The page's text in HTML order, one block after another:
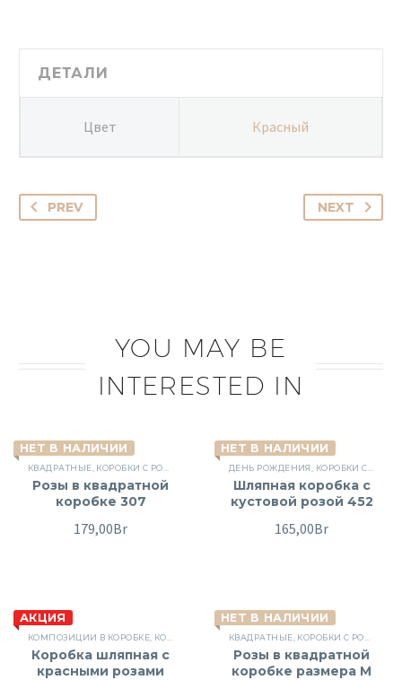
и
белыми
розами
ДЕТАЛИ
Цвет Красный
PREV NEXT
YOU MAY BE
INTERESTED IN
НЕТ В НАЛИЧИИ
КВАДРАТНЫЕ КОРОБКИ С РОЗАМИ КРАСНЫЕ РОЗЫ,РОЗЫ
Розы в квадратной
коробке 307
179,00Br
НЕТ В НАЛИЧИИ
ДЕНЬ РОЖДЕНИЯ КОРОБКИ С РОЗАМИ
Шляпная коробка с
кустовой розой 452
165,00Br
АКЦИЯ
КОМПОЗИЦИИ В КОРОБКЕ КОРОБКИ С РОЗАМИ , КРАСНЫЕ РОЗЫ,ПОВОД
Коробка шляпная с
красными розами
НЕТ В НАЛИЧИИ
КВАДРАТНЫЕ КОРОБКИ С РОЗАМИ
Розы в квадратной
коробке размера М